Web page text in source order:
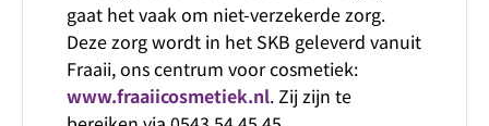
gaat het vaak om niet-verzekerde zorg.
Deze zorg wordt in het SKB geleverd vanuit
Fraaii, ons centrum voor cosmetiek:
www.fraaiicosmetiek.nl. Zij zijn te